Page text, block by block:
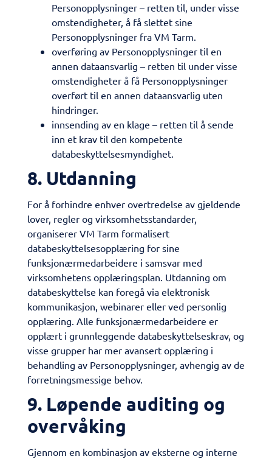
Personopplysninger – retten til, under visse
omstendigheter, å få slettet sine
Personopplysninger fra VM Tarm.
overføring av Personopplysninger til en
annen dataansvarlig – retten til under visse
omstendigheter å få Personopplysninger
overført til en annen dataansvarlig uten
hindringer.
innsending av en klage – retten til å sende
inn et krav til den kompetente
databeskyttelsesmyndighet.
8. Utdanning
For å forhindre enhver overtredelse av gjeldende
lover, regler og virksomhetsstandarder,
organiserer VM Tarm formalisert
databeskyttelsesopplæring for sine
funksjonærmedarbeidere i samsvar med
virksomhetens opplæringsplan. Utdanning om
databeskyttelse kan foregå via elektronisk
kommunikasjon, webinarer eller ved personlig
opplæring. Alle funksjonærmedarbeidere er
opplært i grunnleggende databeskyttelseskrav, og
visse grupper har mer avansert opplæring i
behandling av Personopplysninger, avhengig av de
forretningsmessige behov.
​9. Løpende auditing og
overvåking
Gjennom en kombinasjon av eksterne og interne